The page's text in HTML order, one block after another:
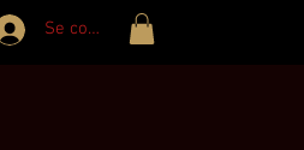
Se connecter